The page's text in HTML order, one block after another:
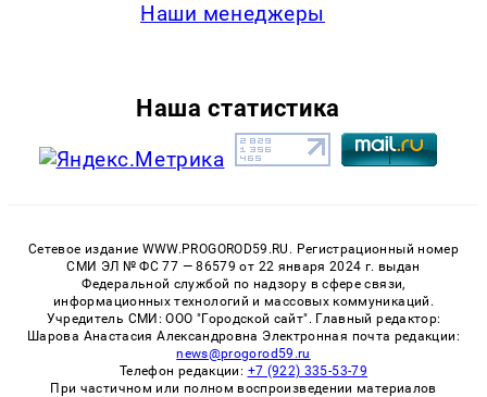
Наши менеджеры
Наша статистика
Сетевое издание WWW.PROGOROD59.RU. Регистрационный номер
СМИ ЭЛ № ФС 77 — 86579 от 22 января 2024 г. выдан
Федеральной службой по надзору в сфере связи,
информационных технологий и массовых коммуникаций.
Учредитель СМИ: ООО "Городской сайт". Главный редактор:
Шарова Анастасия Александровна Электронная почта редакции:
news@progorod59.ru
Телефон редакции: +7 (922) 335-53-79
При частичном или полном воспроизведении материалов